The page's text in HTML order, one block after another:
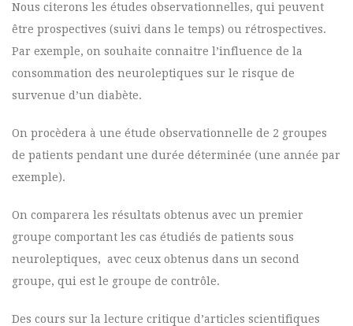
Nous citerons les études observationnelles, qui peuvent
être prospectives (suivi dans le temps) ou rétrospectives.
Par exemple, on souhaite connaitre l’influence de la
consommation des neuroleptiques sur le risque de
survenue d’un diabète.
On procèdera à une étude observationnelle de 2 groupes
de patients pendant une durée déterminée (une année par
exemple).
On comparera les résultats obtenus avec un premier
groupe comportant les cas étudiés de patients sous
neuroleptiques, avec ceux obtenus dans un second
groupe, qui est le groupe de contrôle.
Des cours sur la lecture critique d’articles scientifiques